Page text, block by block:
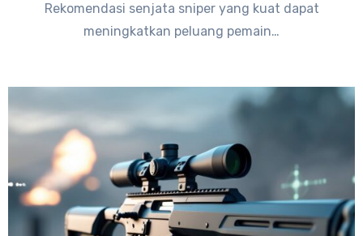
Rekomendasi senjata sniper yang kuat dapat
meningkatkan peluang pemain…